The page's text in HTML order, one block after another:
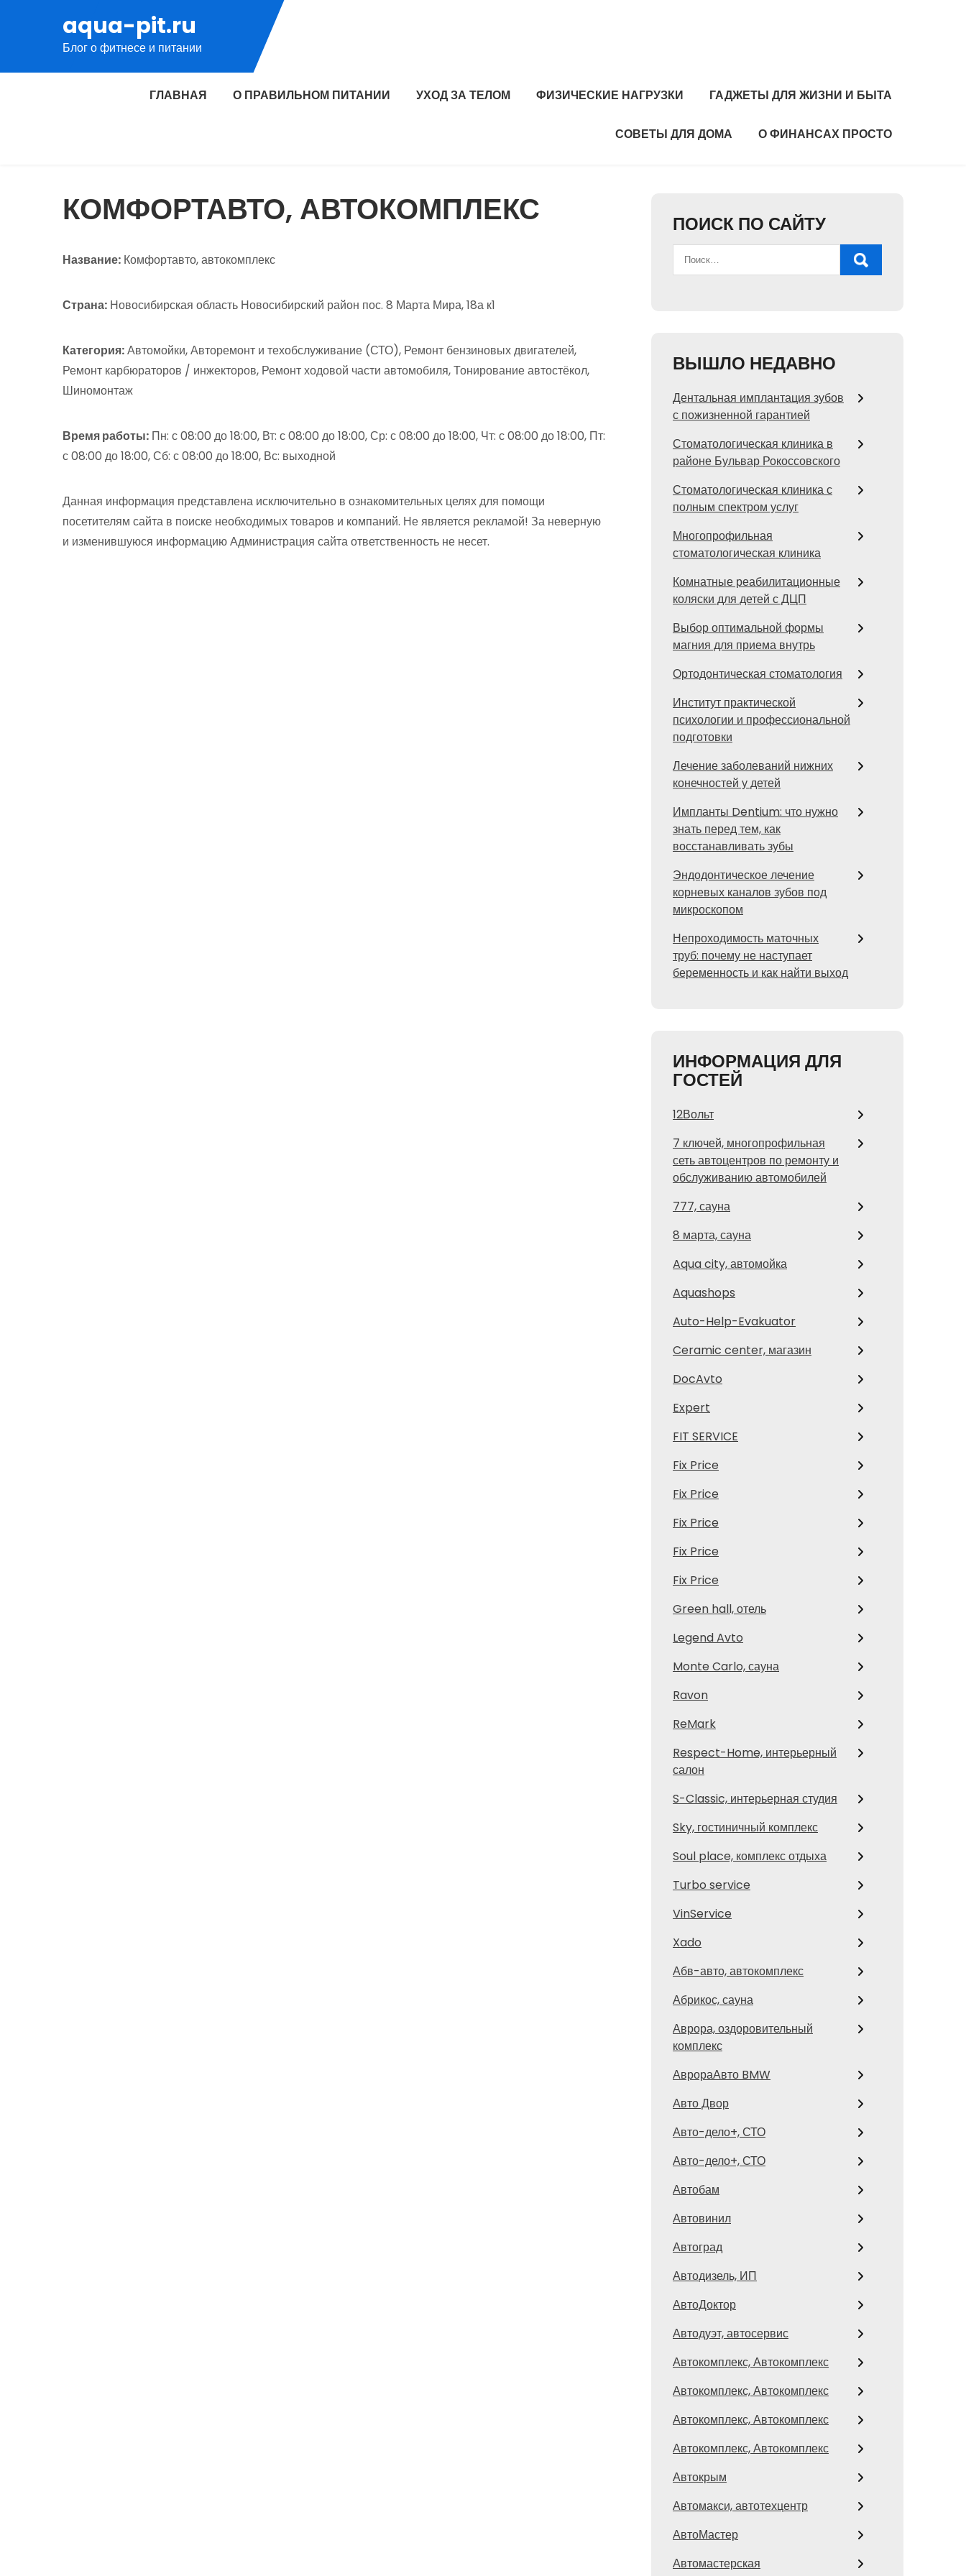
содержимому
aqua-pit.ru
Блог о фитнесе и питании
ГЛАВНАЯ О ПРАВИЛЬНОМ ПИТАНИИ УХОД ЗА ТЕЛОМ ФИЗИЧЕСКИЕ НАГРУЗКИ ГАДЖЕТЫ ДЛЯ ЖИЗНИ И БЫТА
СОВЕТЫ ДЛЯ ДОМА О ФИНАНСАХ ПРОСТО
КОМФОРТАВТО, АВТОКОМПЛЕКС
Название: Комфортавто, автокомплекс
Страна: Новосибирская область Новосибирский район пос. 8 Марта Мира, 18а к1
Категория:Автомойки, Авторемонт и техобслуживание (СТО), Ремонт бензиновых двигателей,
Ремонт карбюраторов / инжекторов, Ремонт ходовой части автомобиля, Тонирование автостёкол,
Шиномонтаж
Время работы: Пн: с 08:00 до 18:00, Вт: с 08:00 до 18:00, Ср: с 08:00 до 18:00, Чт: с 08:00 до 18:00, Пт:
с 08:00 до 18:00, Сб: с 08:00 до 18:00, Вс: выходной
Данная информация представлена исключительно в ознакомительных целях для помощи
посетителям сайта в поиске необходимых товаров и компаний. Не является рекламой! За неверную
и изменившуюся информацию Администрация сайта ответственность не несет.
ПОИСК ПО САЙТУ
ВЫШЛО НЕДАВНО
Дентальная имплантация зубов
с пожизненной гарантией
Стоматологическая клиника в
районе Бульвар Рокоссовского
Стоматологическая клиника с
полным спектром услуг
Многопрофильная
стоматологическая клиника
Комнатные реабилитационные
коляски для детей с ДЦП
Выбор оптимальной формы
магния для приема внутрь
Ортодонтическая стоматология
Институт практической
психологии и профессиональной
подготовки
Лечение заболеваний нижних
конечностей у детей
Импланты Dentium: что нужно
знать перед тем, как
восстанавливать зубы
Эндодонтическое лечение
корневых каналов зубов под
микроскопом
Непроходимость маточных
труб: почему не наступает
беременность и как найти выход
ИНФОРМАЦИЯ ДЛЯ
ГОСТЕЙ
12Вольт
7 ключей, многопрофильная
сеть автоцентров по ремонту и
обслуживанию автомобилей
777, сауна
8 марта, сауна
Aqua city, автомойка
Aquashops
Auto-Help-Evakuator
Ceramic center, магазин
DocAvto
Expert
FIT SERVICE
Fix Price
Fix Price
Fix Price
Fix Price
Fix Price
Green hall, отель
Legend Avto
Monte Carlo, сауна
Ravon
ReMark
Respect-Home, интерьерный
салон
S-Classic, интерьерная студия
Sky, гостиничный комплекс
Soul place, комплекс отдыха
Turbo service
VinService
Xado
Абв-авто, автокомплекс
Абрикос, сауна
Аврора, оздоровительный
комплекс
АврораАвто BMW
Авто Двор
Авто-дело+, СТО
Авто-дело+, СТО
Автобам
Автовинил
Автоград
Автодизель, ИП
АвтоДоктор
Автодуэт, автосервис
Автокомплекс, Автокомплекс
Автокомплекс, Автокомплекс
Автокомплекс, Автокомплекс
Автокомплекс, Автокомплекс
Автокрым
Автомакси, автотехцентр
АвтоМастер
Автомастерская